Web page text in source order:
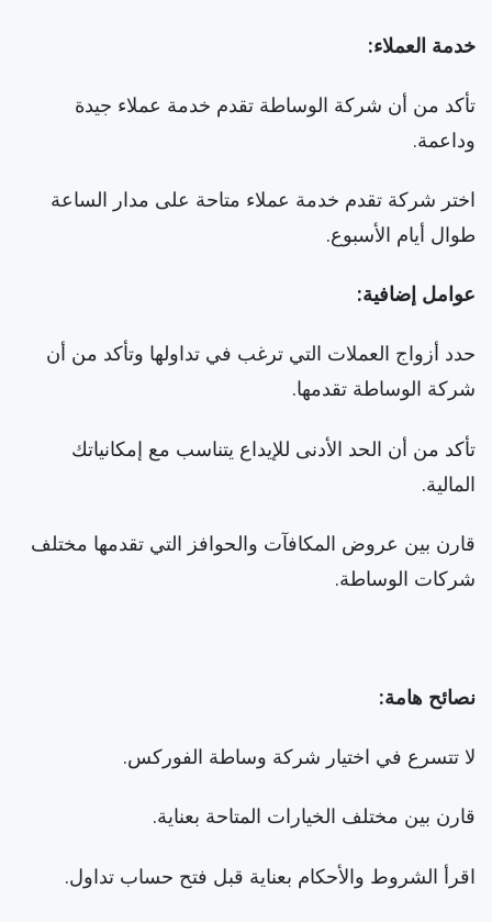
خدمة العملاء:
تأكد من أن شركة الوساطة تقدم خدمة عملاء جيدة
وداعمة.
اختر شركة تقدم خدمة عملاء متاحة على مدار الساعة
طوال أيام الأسبوع.
عوامل إضافية:
حدد أزواج العملات التي ترغب في تداولها وتأكد من أن
شركة الوساطة تقدمها.
تأكد من أن الحد الأدنى للإيداع يتناسب مع إمكانياتك
المالية.
قارن بين عروض المكافآت والحوافز التي تقدمها مختلف
شركات الوساطة.
نصائح هامة:
لا تتسرع في اختيار شركة وساطة الفوركس.
قارن بين مختلف الخيارات المتاحة بعناية.
اقرأ الشروط والأحكام بعناية قبل فتح حساب تداول.